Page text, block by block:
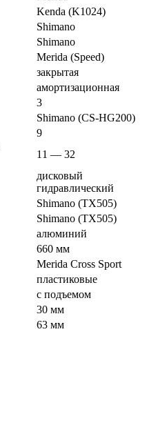
Kenda (K1024)
Shimano
Shimano
Merida (Speed)
закрытая
амортизационная
3
Shimano (CS-HG200)
9
11 — 32
дисковый
гидравлический
Shimano (TX505)
Shimano (TX505)
алюминий
660 мм
Merida Cross Sport
пластиковые
с подъемом
30 мм
63 мм